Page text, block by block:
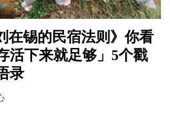
在锡的民宿法则》你看
活下来就足够」5个戳
录